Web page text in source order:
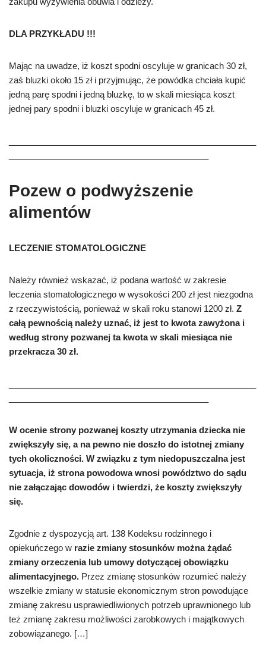
DLA PRZYKŁADU !!!
Mając na uwadze, iż koszt spodni oscyluje w granicach 30 zł,
zaś bluzki około 15 zł i przyjmując, że powódka chciała kupić
jedną parę spodni i jedną bluzkę, to w skali miesiąca koszt
jednej pary spodni i bluzki oscyluje w granicach 45 zł.
Pozew o podwyższenie
alimentów
LECZENIE STOMATOLOGICZNE
Należy również wskazać, iż podana wartość w zakresie
leczenia stomatologicznego w wysokości 200 złjest niezgodna
z rzeczywistością, ponieważ w skali roku stanowi 1200 zł. Z
całąpewnościąnależy uznać, iż jest to kwota zawyżona i
według strony pozwanej ta kwota w skali miesiąca nie
przekracza 30 zł.
W ocenie strony pozwanej koszty utrzymania dziecka nie
zwiększyły się, a na pewno nie doszło do istotnej zmiany
tych okoliczności. W związku z tym niedopuszczalna jest
sytuacja, iż strona powodowa wnosi powództwo do sądu
nie załączając dowodów i twierdzi, że koszty zwiększyły
się.
Zgodnie z dyspozycją art. 138 Kodeksu rodzinnego i
opiekuńczego w razie zmiany stosunków możnażądać
zmiany orzeczenia lub umowy dotyczącej obowiązku
alimentacyjnego. Przez zmianę stosunków rozumieć należy
wszelkie zmiany w statusie ekonomicznym stron powodujące
zmianę zakresu usprawiedliwionych potrzeb uprawnionego lub
też zmianę zakresu możliwości zarobkowych i majątkowych
zobowiązanego. […]